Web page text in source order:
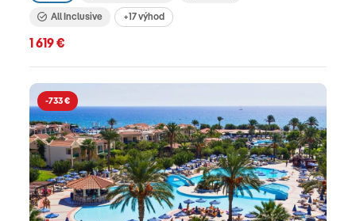
All Inclusive +17 výhod
1 619 €
-733 €